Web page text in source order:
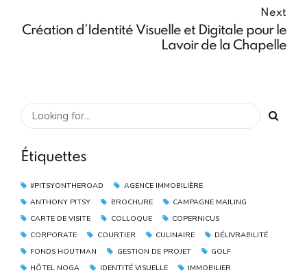
Next
Création d’Identité Visuelle et Digitale pour le
Lavoir de la Chapelle
Étiquettes
#PITSYONTHEROAD
AGENCE IMMOBILIÈRE
ANTHONY PITSY
BROCHURE
CAMPAGNE MAILING
CARTE DE VISITE
COLLOQUE
COPERNICUS
CORPORATE
COURTIER CULINAIRE
DÉLIVRABILITÉ
FONDS HOUTMAN
GESTION DE PROJET
GOLF
HÔTEL NOGA
IDENTITÉ VISUELLE
IMMOBILIER